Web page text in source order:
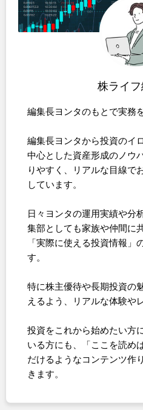
株ライ
編集長ヨンタのもとで実務
編集長ヨンタから投資のイ
中心とした資産形成のノウ
りやすく、リアルな目線で
しています。
日々ヨンタの運用実績や分
集部としても家族や仲間に
「実際に使える投資情報」
す。
特に株主優待や長期投資の
えるよう、リアルな体験や
投資をこれから始めたい方
いる方にも、「ここを読め
だけるようなコンテンツ作
きます。